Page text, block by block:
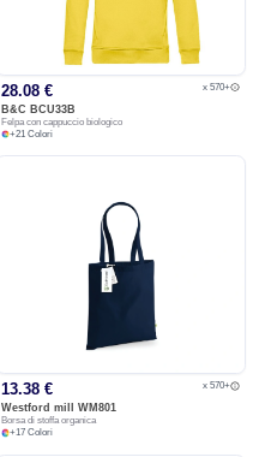
28.08 € x 570+
B&C BCU33B
Felpa con cappuccio biologico
+21 Colori
13.38 € x 570+
Westford mill WM801
Borsa di stoffa organica
+17 Colori